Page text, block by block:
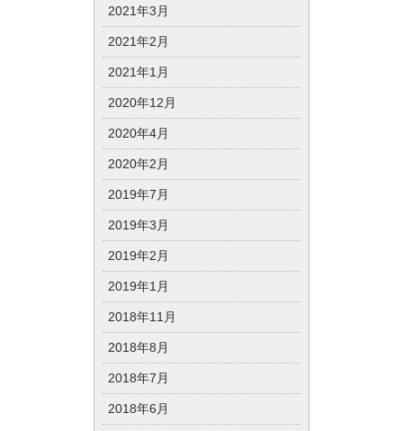
2021年3月
2021年2月
2021年1月
2020年12月
2020年4月
2020年2月
2019年7月
2019年3月
2019年2月
2019年1月
2018年11月
2018年8月
2018年7月
2018年6月